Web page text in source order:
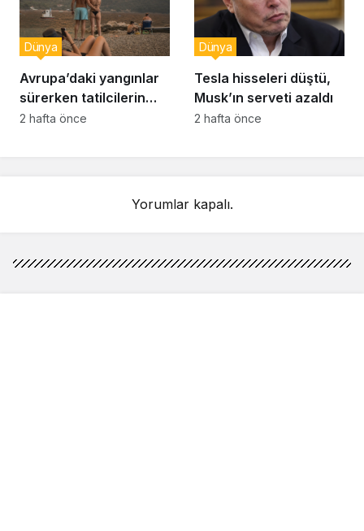
Avrupa’daki yangınlar
sürerken tatilcilerin
kayıtsızlığı tepki yarattı
Dünya
2 hafta önce
Tesla hisseleri düştü,
Musk’ın serveti azaldı
Dünya
2 hafta önce
Yorumlar kapalı.